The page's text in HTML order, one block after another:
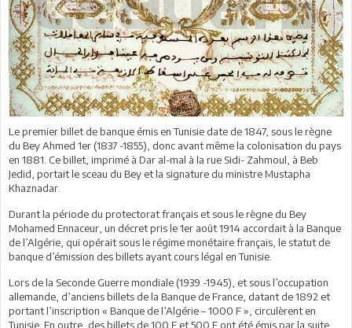
Le premier billet de banque émis en Tunisie date de 1847, sous le règne
du Bey Ahmed 1er (1837 -1855), donc avant même la colonisation du pays
en 1881. Ce billet, imprimé à Dar al-mal à la rue Sidi- Zahmoul, à Beb
Jedid, portait le sceau du Bey et la signature du ministre Mustapha
Khaznadar.
Durant la période du protectorat français et sous le règne du Bey
Mohamed Ennaceur, un décret pris le 1er août 1914 accordait à la Banque
de l’Algérie, qui opérait sous le régime monétaire français, le statut de
banque d’émission des billets ayant cours légal en Tunisie.
Lors de la Seconde Guerre mondiale (1939 -1945), et sous l’occupation
allemande, d’anciens billets de la Banque de France, datant de 1892 et
portant l’inscription « Banque de l’Algérie – 1000 F », circulèrent en
Tunisie. En outre, des billets de 100 F et 500 F ont été émis par la suite